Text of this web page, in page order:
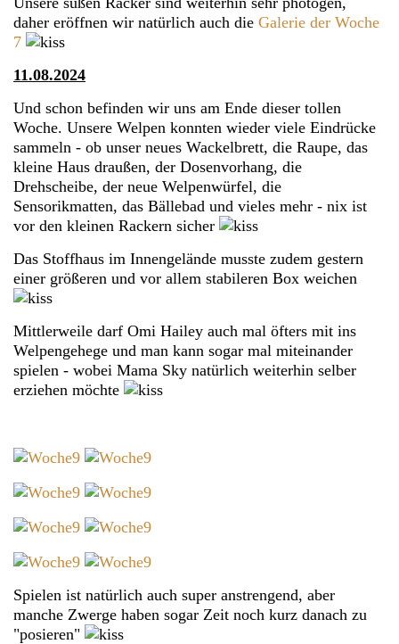
daher eröffnen wir natürlich auch die Galerie der Woche
7
11.08.2024
Und schon befinden wir uns am Ende dieser tollen
Woche. Unsere Welpen konnten wieder viele Eindrücke
sammeln - ob unser neues Wackelbrett, die Raupe, das
kleine Haus draußen, der Dosenvorhang, die
Drehscheibe, der neue Welpenwürfel, die
Sensorikmatten, das Bällebad und vieles mehr - nix ist
vor den kleinen Rackern sicher
Das Stoffhaus im Innengelände musste zudem gestern
einer größeren und vor allem stabileren Box weichen
Mittlerweile darf Omi Hailey auch mal öfters mit ins
Welpengehege und man kann sogar mal miteinander
spielen - wobei Mama Sky natürlich weiterhin selber
erziehen möchte
Spielen ist natürlich auch super anstrengend, aber
manche Zwerge haben sogar Zeit noch kurz danach zu
"posieren"